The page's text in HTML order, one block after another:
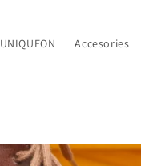
UNIQUEON Accesories